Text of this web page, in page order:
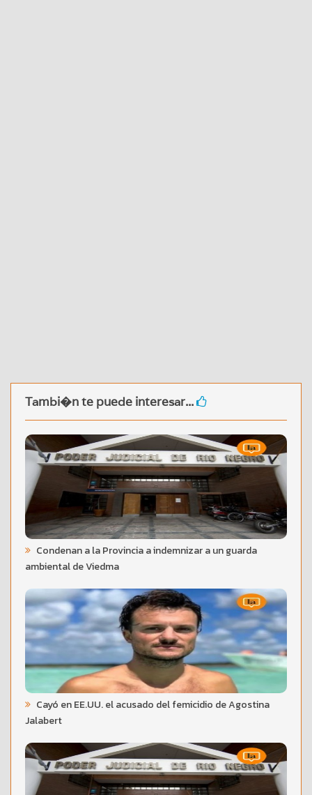
Tambi�n te puede interesar...
Condenan a la Provincia a indemnizar a un guarda
ambiental de Viedma
Cayó en EE.UU. el acusado del femicidio de Agostina
Jalabert